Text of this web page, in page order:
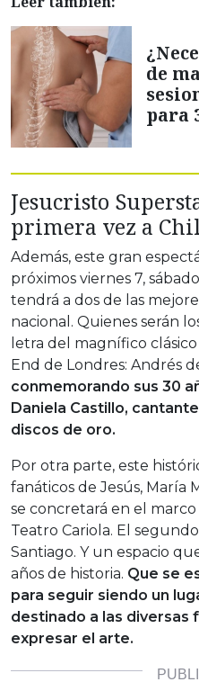
de
para
Jesucristo
primera vez a
Además, este gran
próximos viernes 7,
tendrá a dos de las
nacional. Quienes serán
letra del magnífico
End de Londres: Andrés
conmemorando sus 30
Daniela Castillo,
discos de oro.
Por otra parte, este
fanáticos de Jesús, María
se concretará en el
Teatro Cariola. El
Santiago. Y un espacio
años de historia. Que se
para seguir siendo un
destinado a las diversas
expresar el arte.